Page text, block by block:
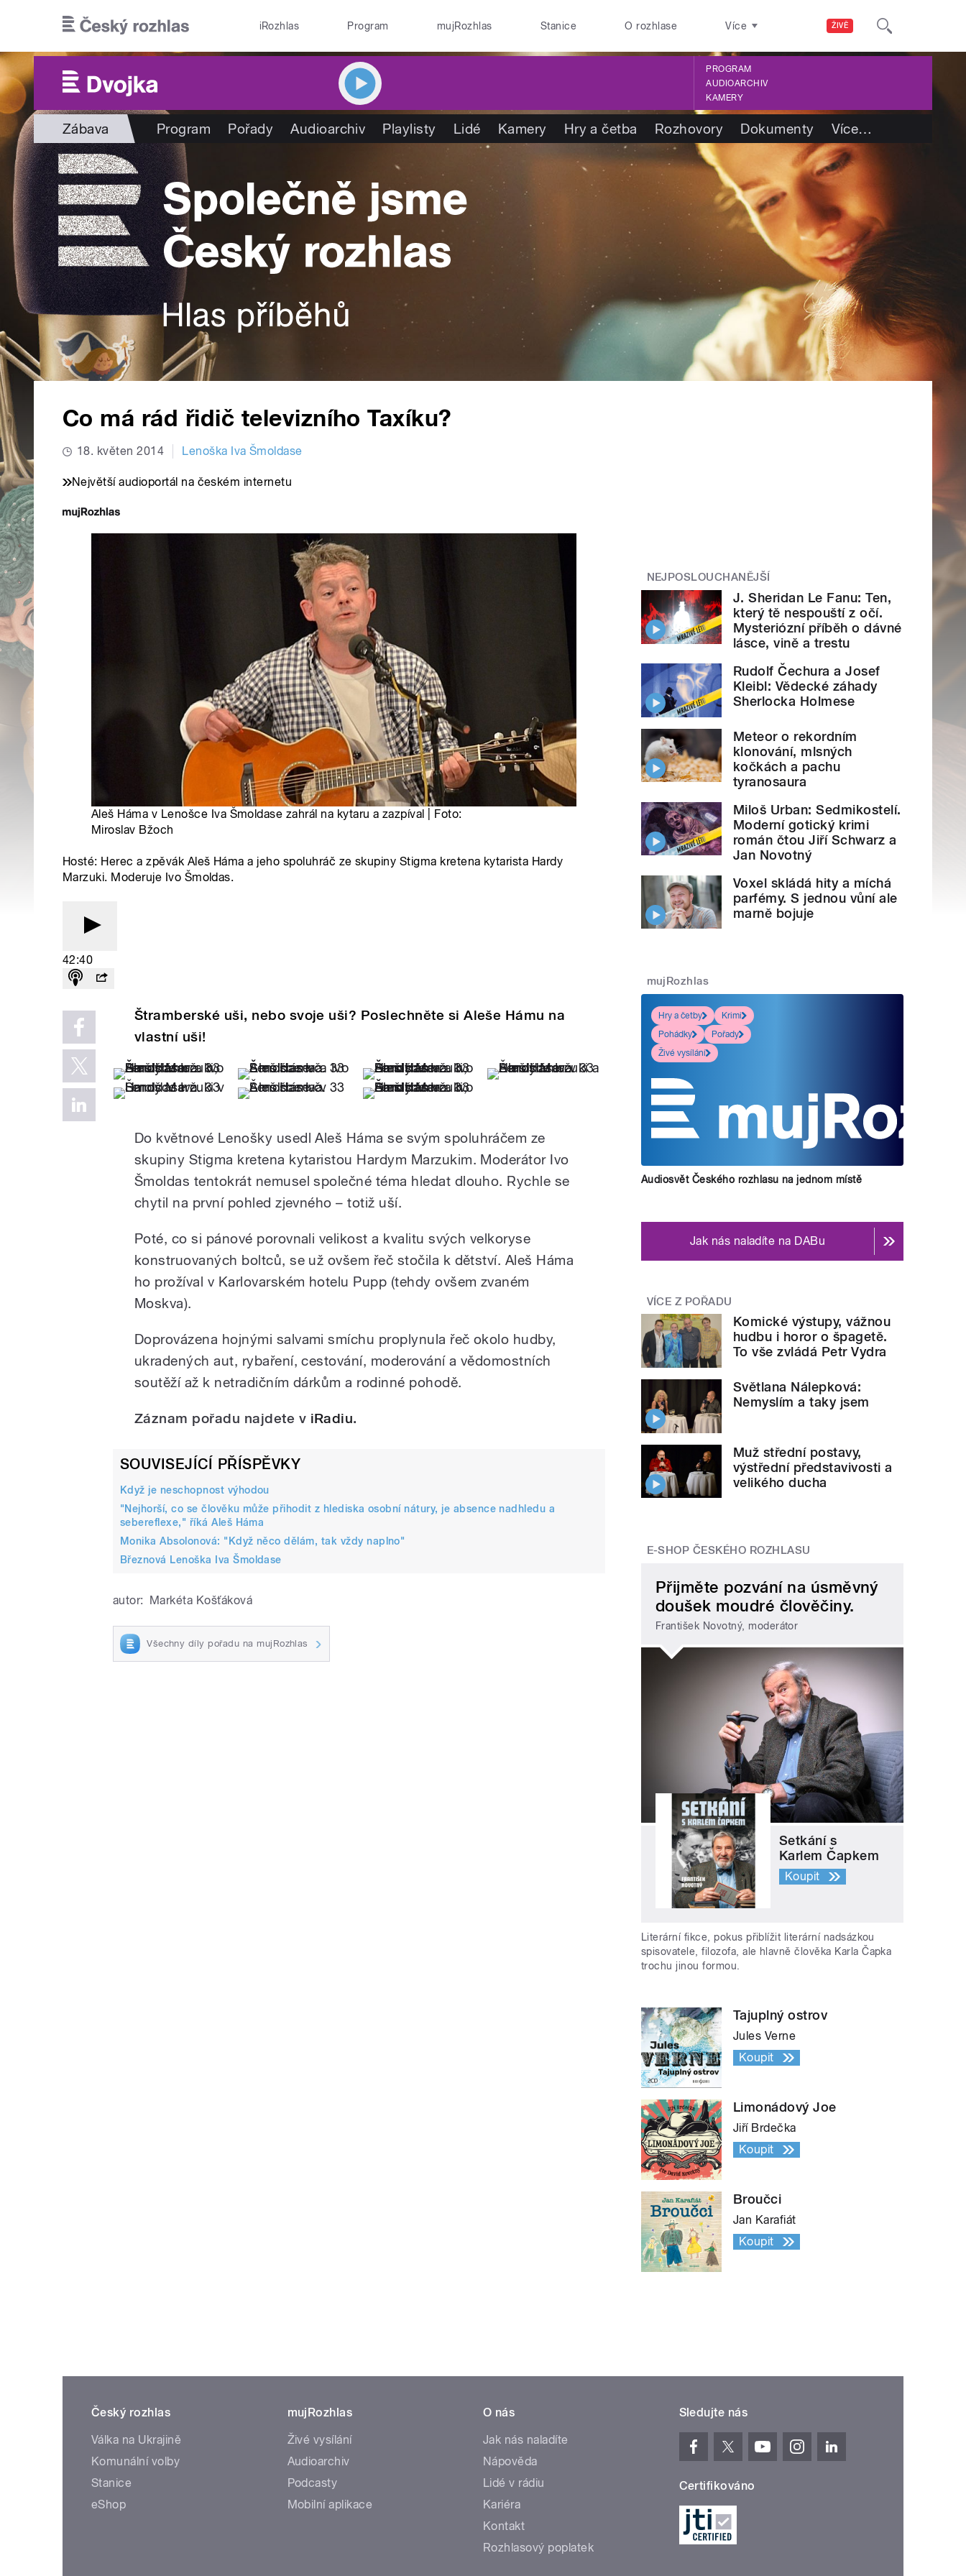
ŽIVĚ
iRozhlas Program mujRozhlas Stanice O rozhlase Více
PROGRAM
AUDIOARCHIV
KAMERY
Zábava Program Pořady Audioarchiv Playlisty Lidé Kamery Hry a četba Rozhovory Dokumenty Více…
Co má rád řidič televizního Taxíku?
18. květen 2014 Lenoška Iva Šmoldase
Největší audioportál na českém internetu
Aleš Háma v Lenošce Iva Šmoldase zahrál na kytaru a zazpíval | Foto:
Miroslav Bžoch
Hosté: Herec a zpěvák Aleš Háma a jeho spoluhráč ze skupiny Stigma kretena kytarista Hardy
Marzuki. Moderuje Ivo Šmoldas.
42:40
Štramberské uši, nebo svoje uši? Poslechněte si Aleše Hámu na
vlastní uši!
Do květnové Lenošky usedl Aleš Háma se svým spoluhráčem ze
skupiny Stigma kretena kytaristou Hardym Marzukim. Moderátor Ivo
Šmoldas tentokrát nemusel společné téma hledat dlouho. Rychle se
chytil na první pohled zjevného – totiž uší.
Poté, co si pánové porovnali velikost a kvalitu svých velkoryse
konstruovaných boltců, se už ovšem řeč stočila k dětství. Aleš Háma
ho prožíval v Karlovarském hotelu Pupp (tehdy ovšem zvaném
Moskva).
Doprovázena hojnými salvami smíchu proplynula řeč okolo hudby,
ukradených aut, rybaření, cestování, moderování a vědomostních
soutěží až k netradičním dárkům a rodinné pohodě.
Záznam pořadu najdete v iRadiu.
SOUVISEJÍCÍ PŘÍSPĚVKY
Když je neschopnost výhodou
"Nejhorší, co se člověku může přihodit z hlediska osobní nátury, je absence nadhledu a
sebereflexe," říká Aleš Háma
Monika Absolonová: "Když něco dělám, tak vždy naplno"
Březnová Lenoška Iva Šmoldase
autor: Markéta Košťáková
Všechny díly pořadu na mujRozhlas
NEJPOSLOUCHANĚJŠÍ
J. Sheridan Le Fanu: Ten,
který tě nespouští z očí.
Mysteriózní příběh o dávné
lásce, vině a trestu
Rudolf Čechura a Josef
Kleibl: Vědecké záhady
Sherlocka Holmese
Meteor o rekordním
klonování, mlsných
kočkách a pachu
tyranosaura
Miloš Urban: Sedmikostelí.
Moderní gotický krimi
román čtou Jiří Schwarz a
Jan Novotný
Voxel skládá hity a míchá
parfémy. S jednou vůní ale
marně bojuje
mujRozhlas
Hry a četby
Krimi
Pohádky
Pořady
Živé vysílání
Audiosvět Českého rozhlasu na jednom místě
Jak nás naladíte na DABu
VÍCE Z POŘADU
Komické výstupy, vážnou
hudbu i horor o špagetě.
To vše zvládá Petr Vydra
Světlana Nálepková:
Nemyslím a taky jsem
Muž střední postavy,
výstřední představivosti a
velikého ducha
E-SHOP ČESKÉHO ROZHLASU
Přijměte pozvání na úsměvný
doušek moudré člověčiny.
František Novotný, moderátor
Setkání s
Karlem Čapkem
Koupit
Literární fikce, pokus přiblížit literární nadsázkou
spisovatele, filozofa, ale hlavně člověka Karla Čapka
trochu jinou formou.
Tajuplný ostrov
Jules Verne
Koupit
Limonádový Joe
Jiří Brdečka
Koupit
Broučci
Jan Karafiát
Koupit
Český rozhlas
Válka na Ukrajině
Komunální volby
Stanice
eShop
mujRozhlas
Živé vysílání
Audioarchiv
Podcasty
Mobilní aplikace
O nás
Jak nás naladíte
Nápověda
Lidé v rádiu
Kariéra
Kontakt
Rozhlasový poplatek
Sledujte nás
Certifikováno